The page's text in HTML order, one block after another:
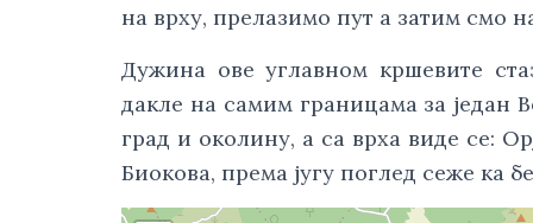
на врху, прелазимо пут а затим смо
Дужина ове углавном кршевите
дакле на самим границама за један
град и околину, а са врха виде се:
Биокова, према југу поглед сеже ка